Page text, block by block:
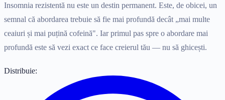
Insomnia rezistentă nu este un destin permanent. Este, de obicei, un
semnal că abordarea trebuie să fie mai profundă decât „mai multe
ceaiuri și mai puțină cofeină". Iar primul pas spre o abordare mai
profundă este să vezi exact ce face creierul tău — nu să ghicești.
Distribuie: